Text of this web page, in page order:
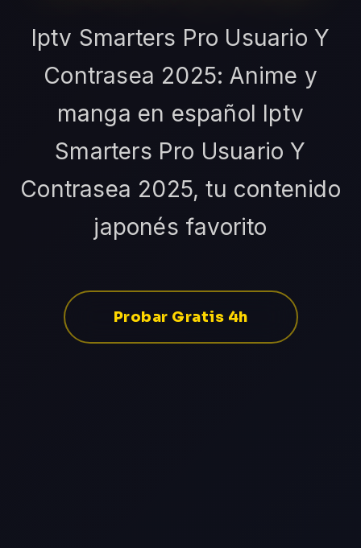
Iptv Smarters Pro Usuario Y
Contrasea 2025: Anime y
manga en español Iptv
Smarters Pro Usuario Y
Contrasea 2025, tu contenido
japonés favorito
Probar Gratis 4h